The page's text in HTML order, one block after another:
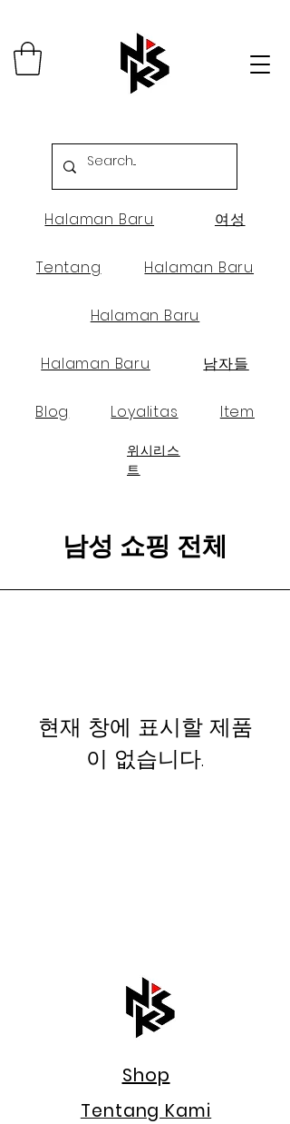
Halaman Baru 여성
Tentang Halaman Baru
Halaman Baru
Halaman Baru 남자들
Blog Loyalitas Item
위시리스
트
남성 쇼핑 전체
현재 창에 표시할 제품
이 없습니다.
Shop
Tentang Kami